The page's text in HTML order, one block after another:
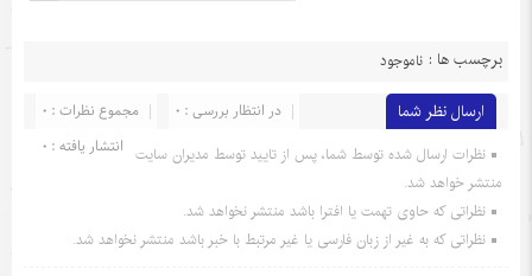
برچسب ها : ناموجود
ارسال نظر شما مجموع نظرات : 0
در انتظار بررسی : 0
انتشار یافته : 0 نظرات ارسال شده توسط شما، پس از تایید توسط مدیران سایت
منتشر خواهد شد.
نظراتی که حاوی تهمت یا افترا باشد منتشر نخواهد شد.
نظراتی که به غیر از زبان فارسی یا غیر مرتبط با خبر باشد منتشر نخواهد شد.